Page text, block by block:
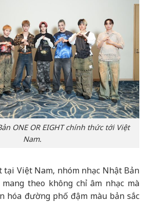
ONE OR EIGHT chính thức tới Việt
Nam.
tại Việt Nam, nhóm nhạc Nhật Bản
mang theo không chỉ âm nhạc mà
hóa đường phố đậm màu bản sắc